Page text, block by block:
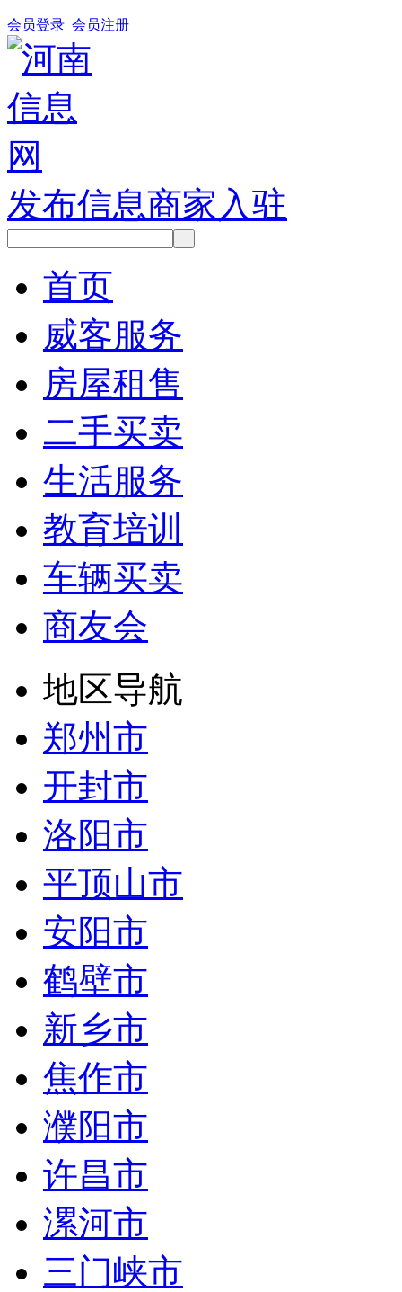
会员登录 会员注册
发布信息商家入驻
首页
威客服务
房屋租售
二手买卖
生活服务
教育培训
车辆买卖
商友会
地区导航
郑州市
开封市
洛阳市
平顶山市
安阳市
鹤壁市
新乡市
焦作市
濮阳市
许昌市
漯河市
三门峡市